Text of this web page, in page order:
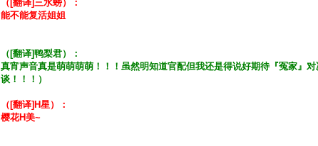
（[翻译]三水螃）：
能不能复活姐姐
（[翻译]鸭梨君）：
真宵声音真是萌萌萌萌！！！虽然明知道官配但我还是得说好期待『冤家』
谈！！！）
（[翻译]H星）：
樱花H美~